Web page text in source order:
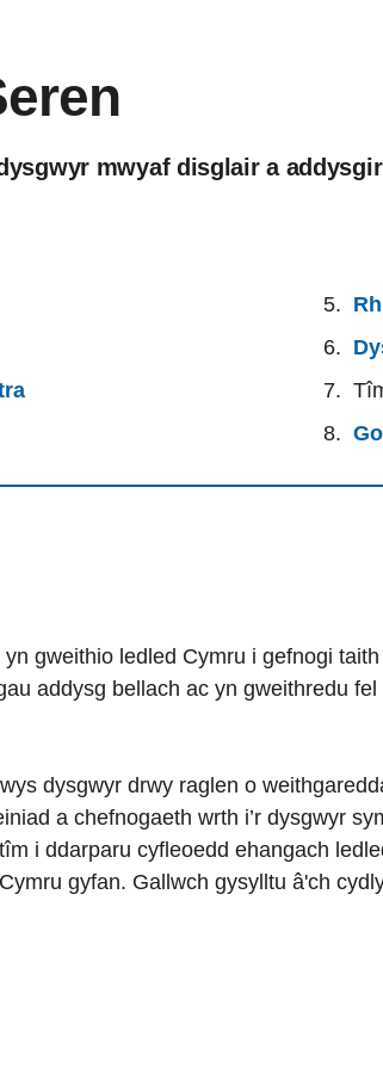
mwyaf disglair a
gweithio ledled Cymru i gefnogi
addysg bellach ac yn gweithredu
dysgwyr drwy raglen o
a chefnogaeth wrth i’r dysgwyr
i ddarparu cyfleoedd ehangach
gyfan. Gallwch gysylltu â'ch